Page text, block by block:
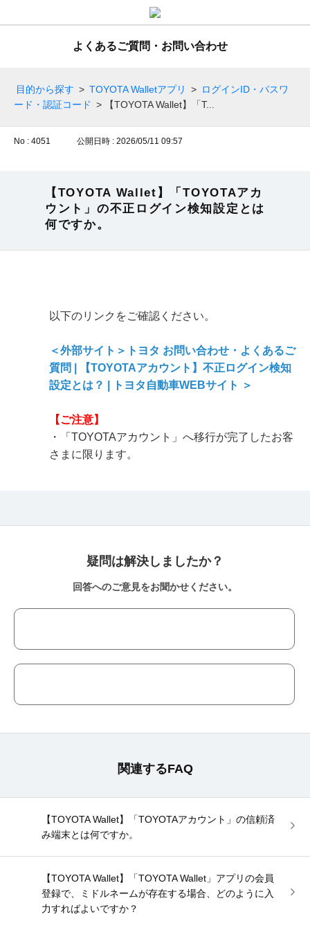
よくあるご質問・お問い合わせ
目的から探す > TOYOTA Walletアプリ > ログインID・パスワ
ード・認証コード > 【TOYOTA Wallet】「T...
No : 4051 公開日時 : 2026/05/11 09:57
【TOYOTA Wallet】「TOYOTAアカ
ウント」の不正ログイン検知設定とは
何ですか。
以下のリンクをご確認ください。
＜外部サイト＞トヨタ お問い合わせ・よくあるご
質問 | 【TOYOTAアカウント】不正ログイン検知
設定とは？ | トヨタ自動車WEBサイト ＞
【ご注意】
・「TOYOTAアカウント」へ移行が完了したお客
さまに限ります。
疑問は解決しましたか？
回答へのご意見をお聞かせください。
関連するFAQ
【TOYOTA Wallet】「TOYOTAアカウント」の信頼済
み端末とは何ですか。
【TOYOTA Wallet】「TOYOTA Wallet」アプリの会員
登録で、ミドルネームが存在する場合、どのように入
力すればよいですか？